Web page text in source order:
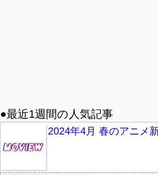
●最近1週間の人気記事
2024年4月 春のアニメ